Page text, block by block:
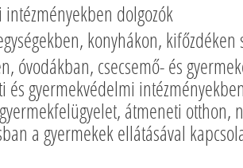
intézményekben dolgozók
konyhákon, kifőzdéken
óvodákban, csecsemő- és
és gyermekvédelmi
átmeneti otthon,
a gyermekek ellátásával